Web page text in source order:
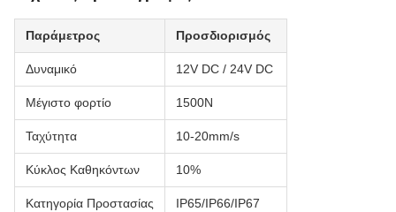
Παράμετρος Προσδιορισμός
Δυναμικό 12V DC / 24V DC
Μέγιστο φορτίο 1500Ν
Ταχύτητα 10-20mm/s
Κύκλος Καθηκόντων 10%
Κατηγορία Προστασίας IP65/IP66/IP67